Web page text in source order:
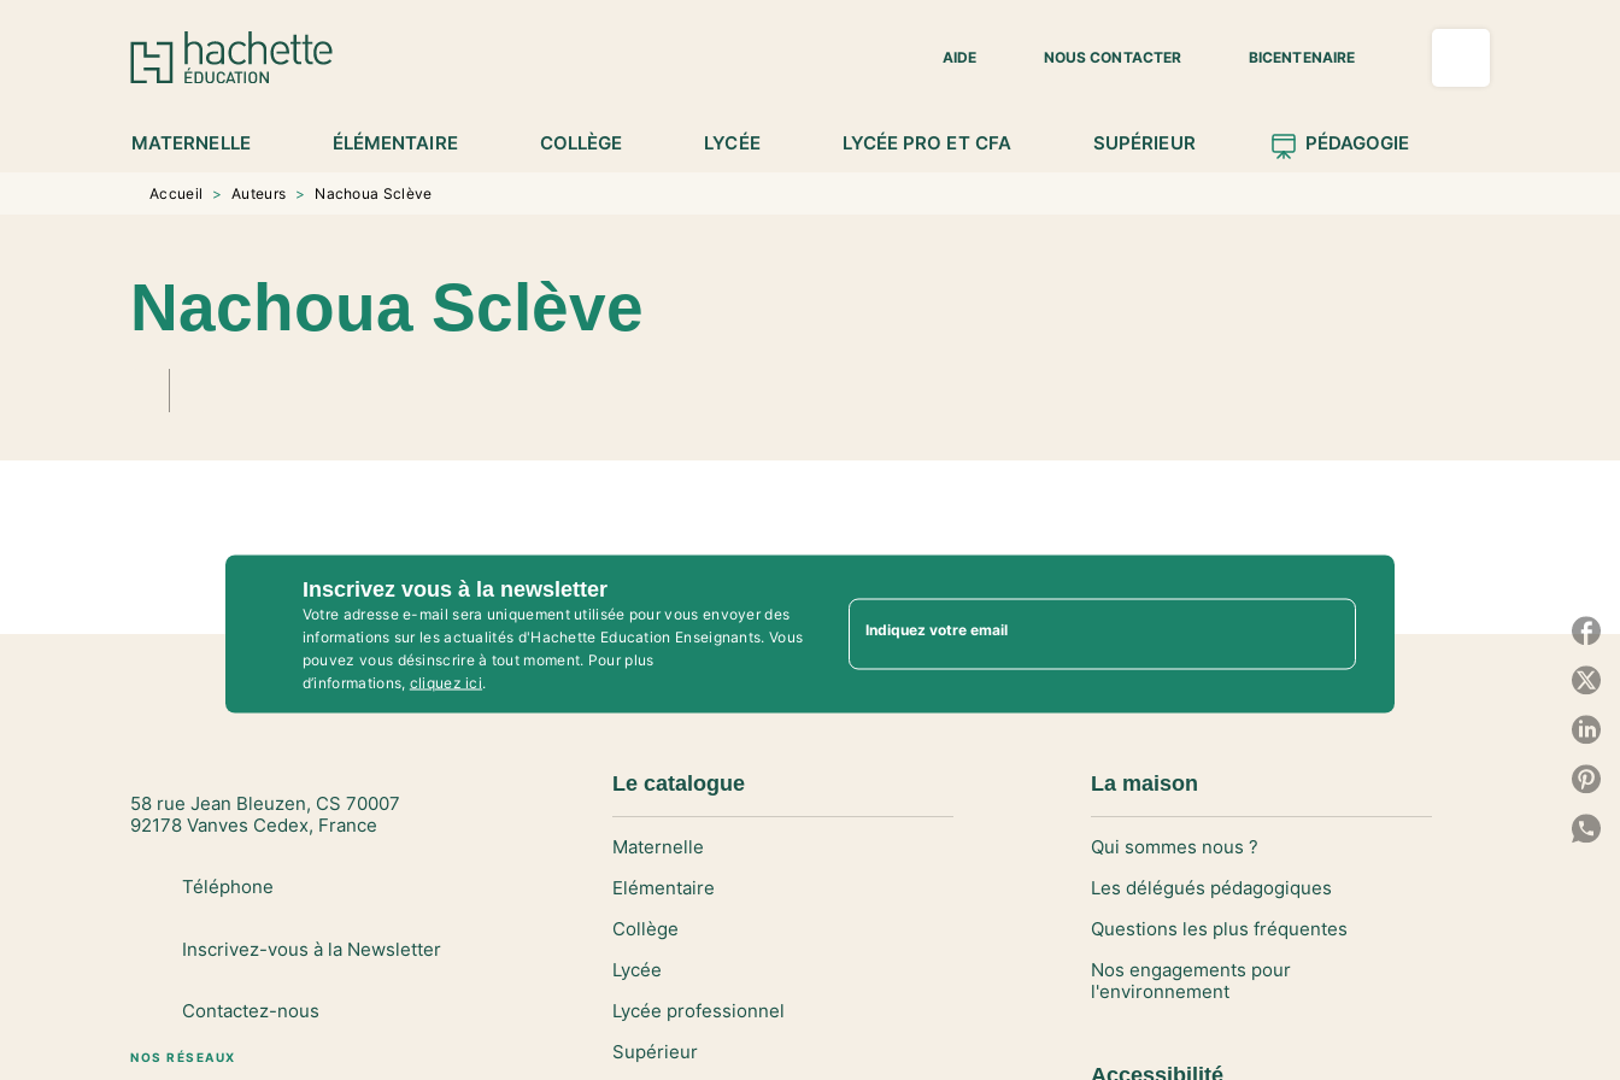
MENU RECHERCHE
AIDE
NOUS CONTACTER BICENTENAIRE
MATERNELLE ÉLÉMENTAIRE COLLÈGE LYCÉE LYCÉE PRO ET CFA SUPÉRIEUR PÉDAGOGIE
Accueil > Auteurs > Nachoua Sclève
Nachoua Sclève
Inscrivez vous à la newsletter
Votre adresse e-mail sera uniquement utilisée pour vous envoyer des
informations sur les actualités d'Hachette Education Enseignants. Vous
pouvez vous désinscrire à tout moment. Pour plus
d’informations, cliquez ici.
Indiquez votre email
58 rue Jean Bleuzen, CS 70007
92178 Vanves Cedex, France
Téléphone
Inscrivez-vous à la Newsletter
Contactez-nous
NOS RÉSEAUX
Le catalogue
Maternelle
Elémentaire
Collège
Lycée
Lycée professionnel
Supérieur
La maison
Qui sommes nous ?
Les délégués pédagogiques
Questions les plus fréquentes
Nos engagements pour
l'environnement
Accessibilité